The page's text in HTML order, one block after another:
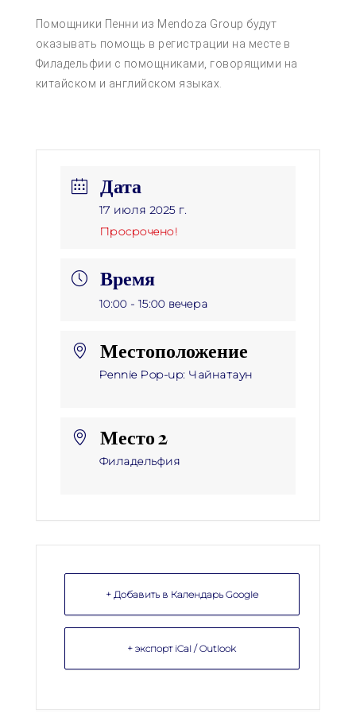
Помощники Пенни из Mendoza Group будут
оказывать помощь в регистрации на месте в
Филадельфии с помощниками, говорящими на
китайском и английском языках.
Дата
17 июля 2025 г.
Просрочено!
Время
10:00 - 15:00 вечера
Местоположение
Pennie Pop-up: Чайнатаун
Место 2
Филадельфия
+ Добавить в Календарь Google
+ экспорт iCal / Outlook